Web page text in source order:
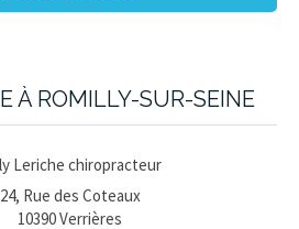
À ROMILLY-SUR-SEINE
Leriche chiropracteur
24, Rue des Coteaux
10390Verrières